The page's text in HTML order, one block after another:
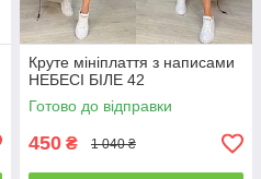
Круте мініплаття з написами
НЕБЕСІ БІЛЕ 42
Готово до відправки
450 ₴ 1 040 ₴